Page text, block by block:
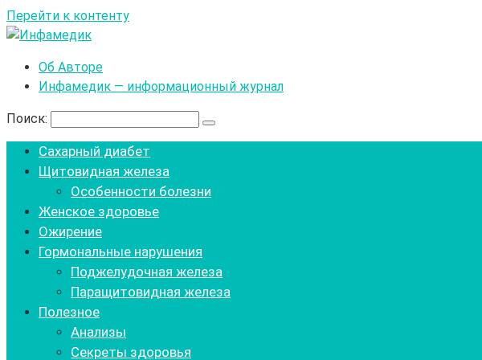
Перейти к контенту
Об Авторе
Инфамедик — информационный журнал
Поиск:
Сахарный диабет
Щитовидная железа
Особенности болезни
Женское здоровье
Ожирение
Гормональные нарушения
Поджелудочная железа
Паращитовидная железа
Полезное
Анализы
Секреты здоровья